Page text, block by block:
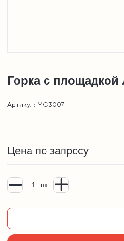
Горка с площадкой
Артикул: MG3007
Цена по запросу
шт.